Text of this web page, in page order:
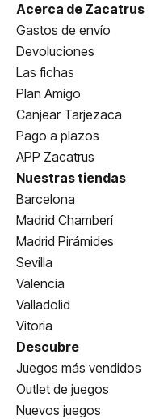
Acerca de Zacatrus
Gastos de envío
Devoluciones
Las fichas
Plan Amigo
Canjear Tarjezaca
Pago a plazos
APP Zacatrus
Nuestras tiendas
Barcelona
Madrid Chamberí
Madrid Pirámides
Sevilla
Valencia
Valladolid
Vitoria
Descubre
Juegos más vendidos
Outlet de juegos
Nuevos juegos